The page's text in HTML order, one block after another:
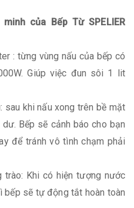
của Bếp Từ SPELIER
: từng vùng nấu của bếp có
Giúp việc đun sôi 1 lit
sau khi nấu xong trên bề mặt
Bếp sẽ cảnh báo cho bạn
để tránh vô tình chạm phải
trào: Khi có hiện tượng nước
bếp sẽ tự động tắt hoàn toàn